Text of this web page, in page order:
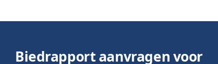
Biedrapport aanvragen voor